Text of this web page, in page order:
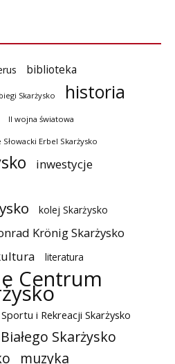
biblioteka
biegi Skarżysko historia
II wojna światowa
Erbel Skarżysko
inwestycje
kolej Skarżysko
Krönig Skarżysko
literatura
Centrum
i Rekreacji Skarżysko
Skarżysko
muzyka